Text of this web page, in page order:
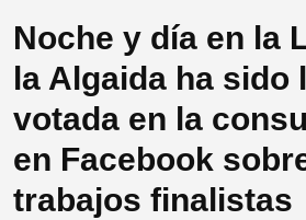
Noche y día en la
la Algaida ha sido
votada en la
en Facebook
trabajos finalistas